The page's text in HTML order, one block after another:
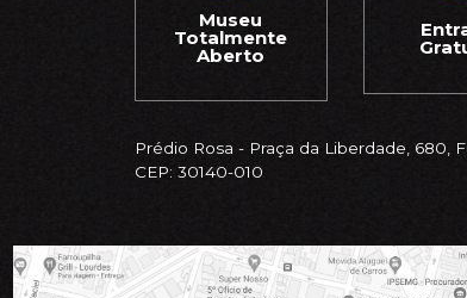
Museu
Totalmente
Aberto
Prédio Rosa - Praça da Liberdade, 680,
CEP: 30140-010